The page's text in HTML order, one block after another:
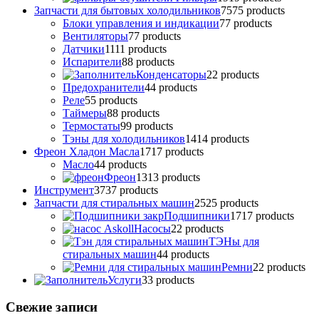
Запчасти для бытовых холодильников7575 products
Блоки управления и индикации77 products
Вентиляторы77 products
Датчики1111 products
Испарители88 products
Конденсаторы22 products
Предохранители44 products
Реле55 products
Таймеры88 products
Термостаты99 products
Тэны для холодильников1414 products
Фреон Хладон Масла1717 products
Масло44 products
Фреон1313 products
Инструмент3737 products
Запчасти для стиральных машин2525 products
Подшипники1717 products
Насосы22 products
ТЭНы для
стиральных машин44 products
Ремни22 products
Услуги33 products
Свежие записи